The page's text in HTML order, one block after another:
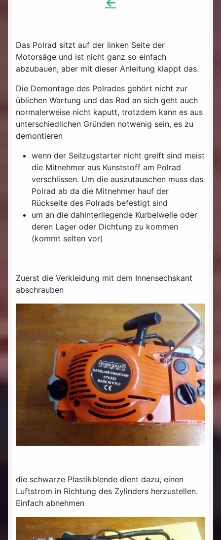
Das Polrad sitzt auf der linken Seite der
Motorsäge und ist nicht ganz so einfach
abzubauen, aber mit dieser Anleitung klappt das.
Die Demontage des Polrades gehört nicht zur
üblichen Wartung und das Rad an sich geht auch
normalerweise nicht kaputt, trotzdem kann es aus
unterschiedlichen Gründen notwenig sein, es zu
demontieren
wenn der Seilzugstarter nicht greift sind meist
die Mitnehmer aus Kunststoff am Polrad
verschlissen. Um die auszutauschen muss das
Polrad ab da die Mitnehmer hauf der
Rückseite des Polrads befestigt sind
um an die dahinterliegende Kurbelwelle oder
deren Lager oder Dichtung zu kommen
(kommt selten vor)
Zuerst die Verkleidung mit dem Innensechskant
abschrauben
die schwarze Plastikblende dient dazu, einen
Luftstrom in Richtung des Zylinders herzustellen.
Einfach abnehmen